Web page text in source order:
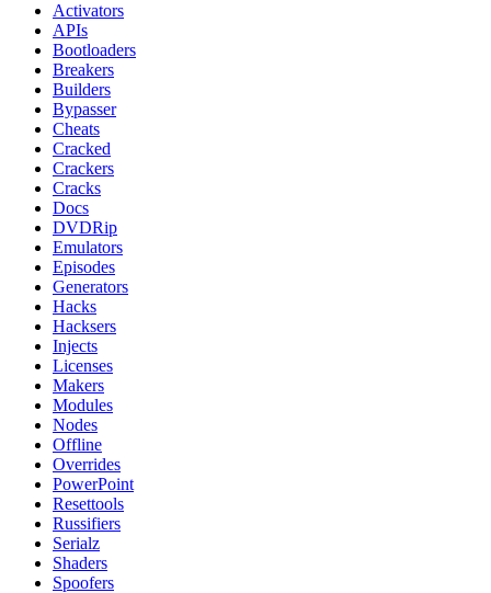
Activators
APIs
Bootloaders
Breakers
Builders
Bypasser
Cheats
Cracked
Crackers
Cracks
Docs
DVDRip
Emulators
Episodes
Generators
Hacks
Hacksers
Injects
Licenses
Makers
Modules
Nodes
Offline
Overrides
PowerPoint
Resettools
Russifiers
Serialz
Shaders
Spoofers